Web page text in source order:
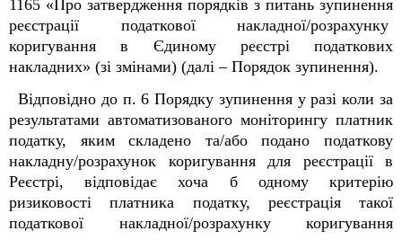
1165 «Про затвердження порядків з питань зупинення
реєстрації податкової накладної/розрахунку
коригування в Єдиному реєстрі податкових
накладних» (зі змінами) (далі – Порядок зупинення).
Відповідно до п. 6 Порядку зупинення у разі коли за
результатами автоматизованого моніторингу платник
податку, яким складено та/або подано податкову
накладну/розрахунок коригування для реєстрації в
Реєстрі, відповідає хоча б одному критерію
ризиковості платника податку, реєстрація такої
податкової накладної/розрахунку коригування